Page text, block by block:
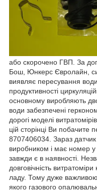
або скорочено ГВП. За
Бош, Юнкерс Євролайн,
виявляє пересування
продуктивності
основному виробляють
води забезпечені
дорогі моделі
цій сторінці Ви побачите
8707406034. Зараз
виробником і має номер у
завжди є в наявності.
довговічність
ладу. Тому дуже
якого газового